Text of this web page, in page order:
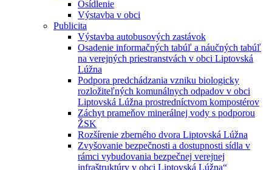
Osídlenie
Výstavba v obci
Publicita
Výstavba autobusových zastávok
Osadenie informačných tabúľ a náučných tabúľ
na verejných priestranstvách v obci Liptovská
Lúžna
Podpora predchádzania vzniku biologicky
rozložiteľných komunálnych odpadov v obci
Liptovská Lúžna prostredníctvom kompostérov
Záchyt prameňov minerálnej vody s podporou
ŽSK
Rozšírenie zberného dvora Liptovská Lúžna
Zvyšovanie bezpečnosti a dostupnosti sídla v
rámci vybudovania bezpečnej verejnej
infraštruktúry v obci Liptovská Lúžna“